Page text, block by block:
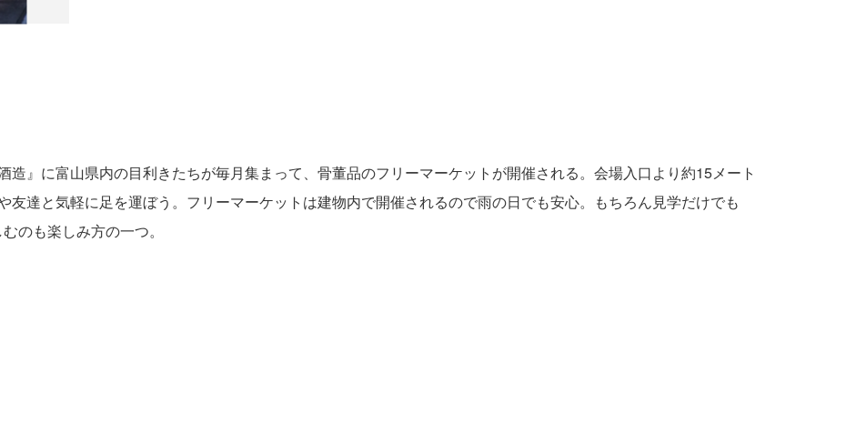
造』に富山県内の目利きたちが毎月集まって、骨董品のフリーマーケットが開催される。会場入口より約15メート
友達と気軽に足を運ぼう。フリーマーケットは建物内で開催されるので雨の日でも安心。もちろん見学だけでも
のも楽しみ方の一つ。